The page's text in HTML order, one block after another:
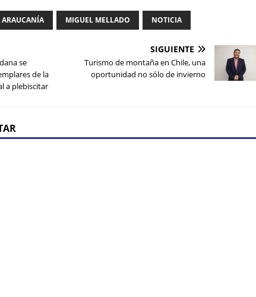
ARAUCANÍA MIGUEL MELLADO NOTICIA
se
de la
a plebiscitar
SIGUIENTE
Turismo de montaña en Chile, una
oportunidad no sólo de invierno